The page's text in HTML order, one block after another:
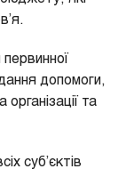
допомоги,
та
суб’єктів